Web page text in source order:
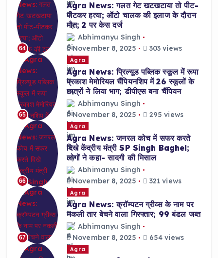
64
Agra News: गलत गेट खटखटाया तो पीट-
पीटकर हत्या; ऑटो चालक की इलाज के दौरान
मौत; 2 पर केस दर्ज
Abhimanyu Singh
November 8, 2025
303 views
65
Agra
Agra News: प्रिल्यूड पब्लिक स्कूल में रूपा
प्रकाश मेमोरियल चैंपियनशिप में 26 स्कूलों के
छात्रों ने लिया भाग; डीपीएस बना चैंपियन
Abhimanyu Singh
November 8, 2025
295 views
66
Agra
Agra News: जनरल कोच में सफर करते
दिखे केंद्रीय मंत्री SP Singh Baghel;
लोगों ने कहा- सादगी की मिसाल
Abhimanyu Singh
November 8, 2025
321 views
67
Agra
Agra News: क्रॉम्पटन ग्रीव्स के नाम पर
नकली तार बेचने वाला गिरफ्तार; 99 बंडल जब्त
Abhimanyu Singh
November 8, 2025
654 views
Agra